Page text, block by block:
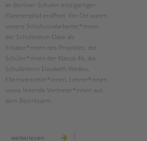
EINGLIEDERUNGSHILFE
BETREUTES WOHNEN
TANDEM BTL AKADEMIE
Zertfikatskurse
Seminarkalender
Seminarräume
an Berliner Schulen einzigartiger
Planetenpfad eröffnet. ­Vor Ort waren
unsere Schulsozialarbeiter*innen
der Schulstation Oase als
Initiator*innen des Projektes, die
Schüler*innen der Klasse 4b, die
Schulleiterin Elisabeth Wedeu,
Elternvertreter*innen, Lehrer*innen
sowie leitende Vertreter*innen aus
dem Bezirksamt.
weiterlesen einweihung